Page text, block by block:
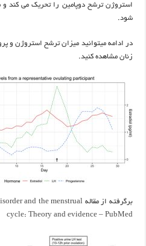
استروژن ترشح دوپامین را تحریک می کند
شود.
در ادامه میتوانید میزان ترشح استروژن و
زنان مشاهده کنید.
برگرفته از مقاله and the menstrual
cycle: Theory and evidence – PubMed